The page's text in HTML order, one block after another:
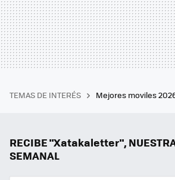
TEMAS DE INTERÉS Mejores moviles
RECIBE "Xatakaletter",
SEMANAL